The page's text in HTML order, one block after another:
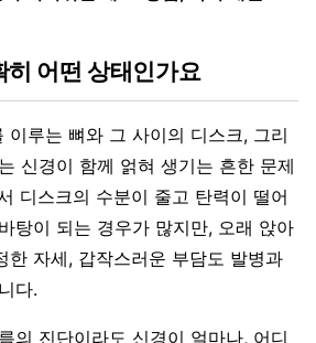
히 어떤 상태인가요
이루는 뼈와 그 사이의 디스크, 그리
신경이 함께 얽혀 생기는 흔한 문제
디스크의 수분이 줄고 탄력이 떨어
탕이 되는 경우가 많지만, 오래 앉아
한 자세, 갑작스러운 부담도 발병과
다.
의 진단이라도 신경이 얼마나, 어디